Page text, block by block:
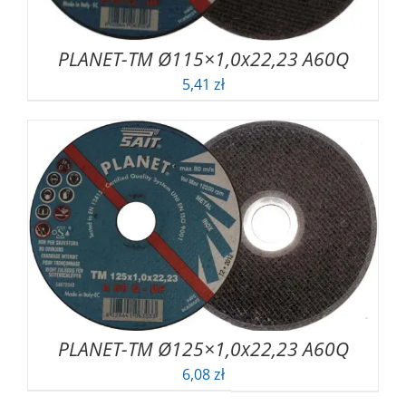
PLANET-TM Ø115×1,0x22,23 A60Q
5,41 zł
PLANET-TM Ø125×1,0x22,23 A60Q
6,08zł